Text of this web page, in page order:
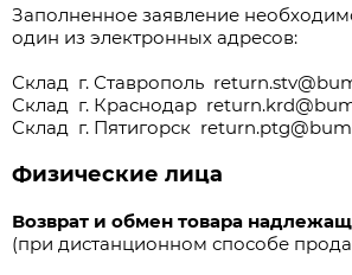
Заполненное заявление
один из электронных адресов:
Склад г. Ставрополь
Склад г. Краснодар
Склад г. Пятигорск
Физические лица
Возврат и обмен товара
(при дистанционном способе